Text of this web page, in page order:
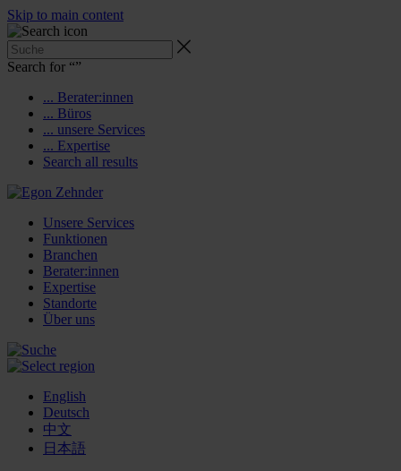
Skip to main content
Search for “”
... Berater:innen
... Büros
... unsere Services
... Expertise
Search all results
Unsere Services
Funktionen
Branchen
Berater:innen
Expertise
Standorte
Über uns
English
Deutsch
中文
日本語